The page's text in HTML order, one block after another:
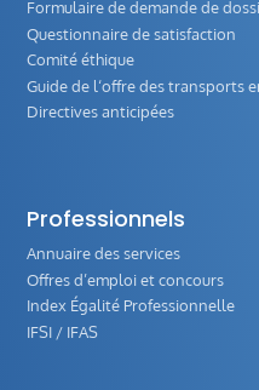
Formulaire de demande de
Questionnaire de satisfaction
Comité éthique
Guide de l‘offre des transports
Directives anticipées
Professionnels
Annuaire des services
Offres d’emploi et concours
Index Égalité Professionnelle
IFSI / IFAS